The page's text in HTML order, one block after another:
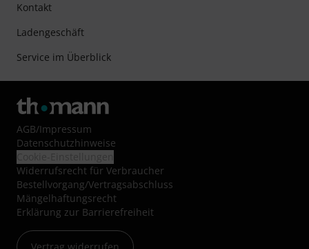
Kontakt
Ladengeschäft
Service im Überblick
AGB/Impressum
Datenschutzhinweise
Widerrufsrecht für Verbraucher
Bestellvorgang/Vertragsabschluss
Mängelhaftungsrecht
Erklärung zur Barrierefreiheit